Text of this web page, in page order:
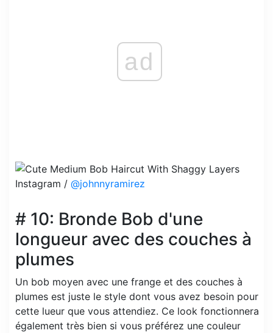
ad
Instagram / @johnnyramirez
# 10: Bronde Bob d'une
longueur avec des couches à
plumes
Un bob moyen avec une frange et des couches à
plumes est juste le style dont vous avez besoin pour
cette lueur que vous attendiez. Ce look fonctionnera
également très bien si vous préférez une couleur